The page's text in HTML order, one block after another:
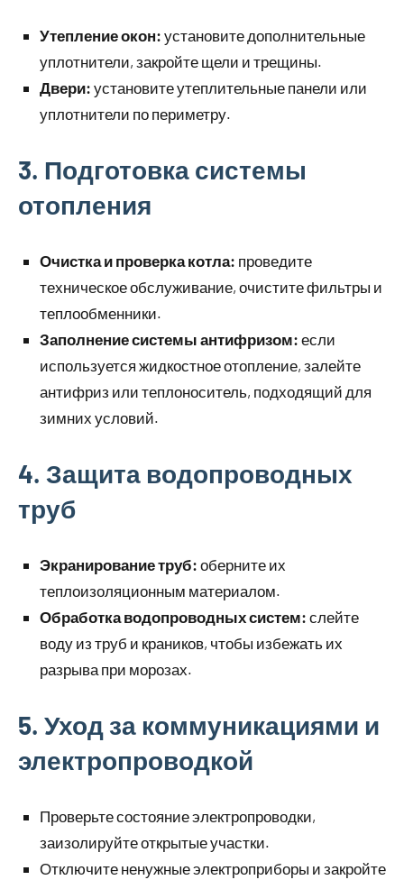
Утепление окон: установите дополнительные
уплотнители, закройте щели и трещины.
Двери: установите утеплительные панели или
уплотнители по периметру.
3. Подготовка системы
отопления
Очистка и проверка котла: проведите
техническое обслуживание, очистите фильтры и
теплообменники.
Заполнение системы антифризом: если
используется жидкостное отопление, залейте
антифриз или теплоноситель, подходящий для
зимних условий.
4. Защита водопроводных
труб
Экранирование труб: оберните их
теплоизоляционным материалом.
Обработка водопроводных систем: слейте
воду из труб и краников, чтобы избежать их
разрыва при морозах.
5. Уход за коммуникациями и
электропроводкой
Проверьте состояние электропроводки,
заизолируйте открытые участки.
Отключите ненужные электроприборы и закройте